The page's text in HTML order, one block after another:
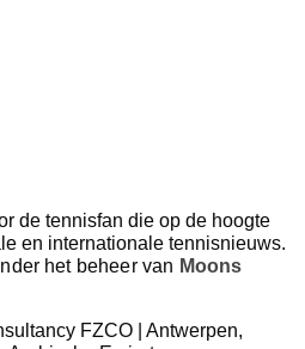
de tennisfan die op de hoogte
en internationale tennisnieuws.
het beheer van Moons
FZCO | Antwerpen,